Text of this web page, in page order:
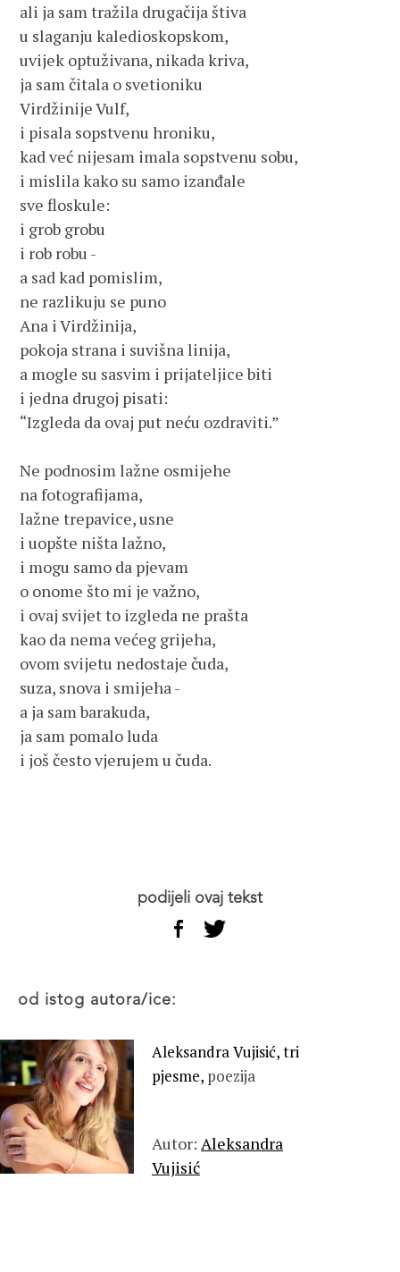
ali ja sam tražila drugačija štiva
u slaganju kaledioskopskom,
uvijek optuživana, nikada kriva,
ja sam čitala o svetioniku
Virdžinije Vulf,
i pisala sopstvenu hroniku,
kad već nijesam imala sopstvenu sobu,
i mislila kako su samo izanđale
sve floskule:
i grob grobu
i rob robu -
a sad kad pomislim,
ne razlikuju se puno
Ana i Virdžinija,
pokoja strana i suvišna linija,
a mogle su sasvim i prijateljice biti
i jedna drugoj pisati:
“Izgleda da ovaj put neću ozdraviti.”
Ne podnosim lažne osmijehe
na fotografijama,
lažne trepavice, usne
i uopšte ništa lažno,
i mogu samo da pjevam
o onome što mi je važno,
i ovaj svijet to izgleda ne prašta
kao da nema većeg grijeha,
ovom svijetu nedostaje čuda,
suza, snova i smijeha -
a ja sam barakuda,
ja sam pomalo luda
i još često vjerujem u čuda.
podijeli ovaj tekst
od istog autora/ice:
Aleksandra Vujisić, tri
pjesme, poezija
Autor: Aleksandra
Vujisić